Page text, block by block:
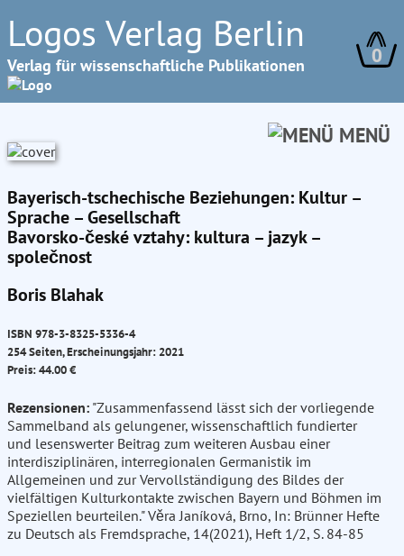
Logos Verlag Berlin
Verlag für wissenschaftliche Publikationen 0
MENÜ
Bayerisch-tschechische Beziehungen: Kultur –
Sprache – Gesellschaft
Bavorsko-české vztahy: kultura – jazyk –
společnost
Boris Blahak
ISBN 978-3-8325-5336-4
254 Seiten, Erscheinungsjahr: 2021
Preis: 44.00 €
Rezensionen: "Zusammenfassend lässt sich der vorliegende
Sammelband als gelungener, wissenschaftlich fundierter
und lesenswerter Beitrag zum weiteren Ausbau einer
interdisziplinären, interregionalen Germanistik im
Allgemeinen und zur Vervollständigung des Bildes der
vielfältigen Kulturkontakte zwischen Bayern und Böhmen im
Speziellen beurteilen." Věra Janíková, Brno, In: Brünner Hefte
zu Deutsch als Fremdsprache, 14(2021), Heft 1/2, S. 84-85